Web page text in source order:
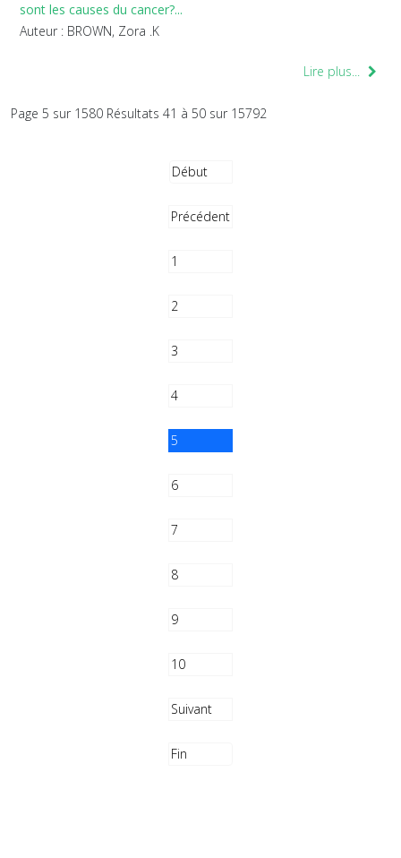
sont les causes du cancer?...
Auteur : BROWN, Zora .K
Lire plus...
Page 5 sur 1580 Résultats 41 à 50 sur 15792
Début
Précédent
1
2
3
4
5
6
7
8
9
10
Suivant
Fin